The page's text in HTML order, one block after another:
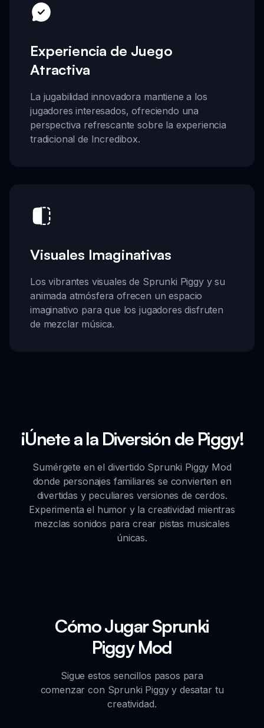
Experiencia de Juego
Atractiva
La jugabilidad innovadora mantiene a los
jugadores interesados, ofreciendo una
perspectiva refrescante sobre la experiencia
tradicional de Incredibox.
Visuales Imaginativas
Los vibrantes visuales de Sprunki Piggy y su
animada atmósfera ofrecen un espacio
imaginativo para que los jugadores disfruten
de mezclar música.
¡Únete a la Diversión de Piggy!
Sumérgete en el divertido Sprunki Piggy Mod
donde personajes familiares se convierten en
divertidas y peculiares versiones de cerdos.
Experimenta el humor y la creatividad mientras
mezclas sonidos para crear pistas musicales
únicas.
Cómo Jugar Sprunki
Piggy Mod
Sigue estos sencillos pasos para
comenzar con Sprunki Piggy y desatar tu
creatividad.